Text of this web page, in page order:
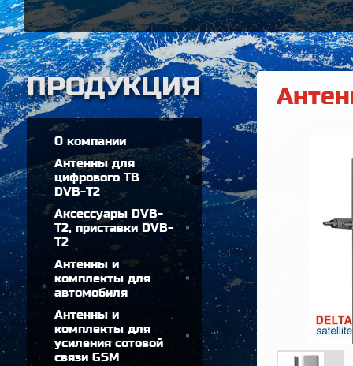
О компании
Антенны для
цифрового ТВ
DVB-T2
Аксессуары DVB-
T2, приставки DVB-
T2
Антенны и
комплекты для
автомобиля
Антенны и
комплекты для
усиления сотовой
связи GSM